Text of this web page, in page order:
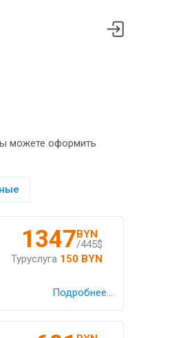
можете оформить
1347BYN
/445$
Туруслуга 150 BYN
Подробнее...